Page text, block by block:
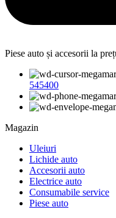
Piese auto și accesorii la
545400
Magazin
Uleiuri
Lichide auto
Accesorii auto
Electrice auto
Consumabile service
Piese auto